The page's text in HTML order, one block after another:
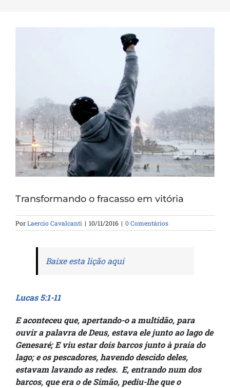
Transformando o fracasso em vitória
PorLaercio Cavalcanti | 10/11/2016 | 0 Comentários
Baixe esta lição aqui
Lucas 5:1-11
E aconteceu que, apertando-o a multidão, para
ouvir a palavra de Deus, estava ele junto ao lago de
Genesaré; E viu estar dois barcos junto à praia do
lago; e os pescadores, havendo descido deles,
estavam lavando as redes. E, entrando num dos
barcos, que era o de Simão, pediu-lhe que o